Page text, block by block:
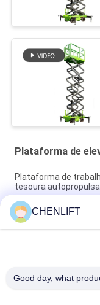
Plataforma de
Plataforma de
tesoura
10m plataforma de
elétrico
carga
Plataforma de
CHENLIFT
Good day, what